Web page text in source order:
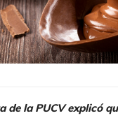
de la PUCV explicó